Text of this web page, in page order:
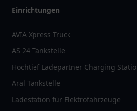
Einrichtungen
AVIA Xpress Truck
AS 24 Tankstelle
Hochtief Ladepartner Charging
Aral Tankstelle
Ladestation für Elektrofahrzeuge